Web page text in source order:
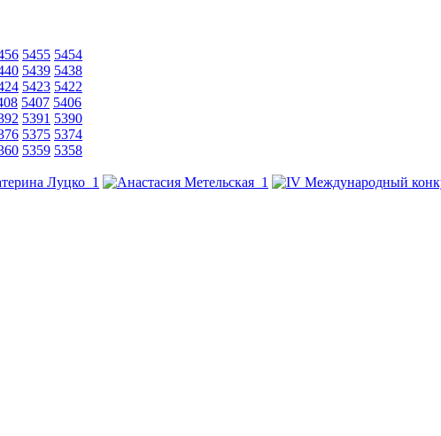
5455 5454
5439 5438
5423 5422
5407 5406
5391 5390
5375 5374
5359 5358